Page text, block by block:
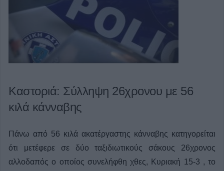
Καστοριά: Σύλληψη 26χρονου με 56
κιλά κάνναβης
Πάνω από 56 κιλά ακατέργαστης κάνναβης κατηγορείται
ότι μετέφερε σε δύο ταξιδιωτικούς σάκους 26χρονος
αλλοδαπός ο οποίος συνελήφθη χθες, Κυριακή 15-3 , το